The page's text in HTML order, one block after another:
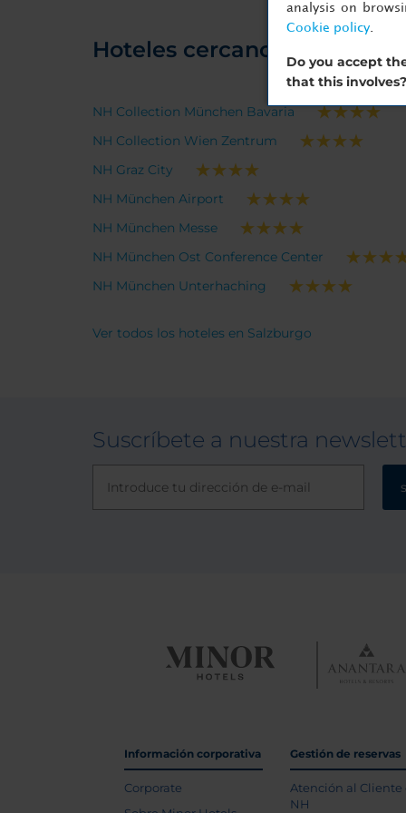
Hoteles cercanos
NH Collection München Bavaria
NH Collection Wien Zentrum
NH Graz City
NH München Airport
NH München Messe
NH München Ost Conference Center
NH München Unterhaching
Ver todos los hoteles en Salzburgo
Suscríbete a nuestra
Información corporativa
Corporate
Gestión de reservas
Atención al Cliente
NH
analysis on
Cookie policy.
Do you accept
that this involves?